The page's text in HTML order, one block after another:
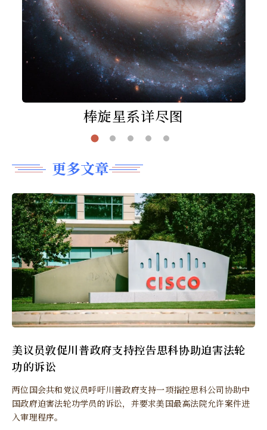
棒旋星系详尽图
更多文章
美议员敦促川普政府支持控告思科协助迫害法轮
功的诉讼
两位国会共和党议员呼吁川普政府支持一项指控思科公司协助中
国政府迫害法轮功学员的诉讼，并要求美国最高法院允许案件进
入审理程序。